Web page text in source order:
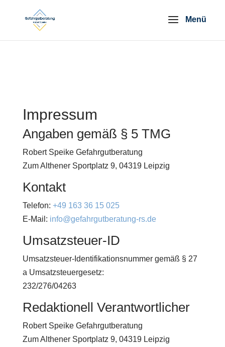
Impressum
Angaben gemäß § 5 TMG
Robert Speike Gefahrgutberatung
Zum Althener Sportplatz 9, 04319 Leipzig
Kontakt
Telefon: +49 163 36 15 025
E-Mail: info@gefahrgutberatung-rs.de
Umsatzsteuer-ID
Umsatzsteuer-Identifikationsnummer gemäß § 27
a Umsatzsteuergesetz:
232/276/04263
Redaktionell Verantwortlicher
Robert Speike Gefahrgutberatung
Zum Althener Sportplatz 9, 04319 Leipzig